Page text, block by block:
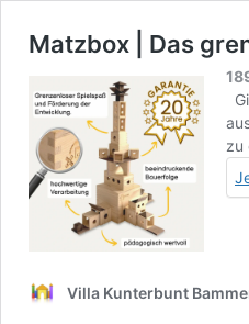
Matzbox | Das
zu
Villa Kunterbunt